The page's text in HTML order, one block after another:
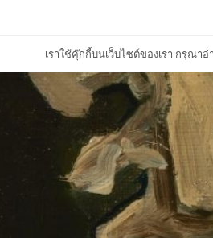
เราใช้คุ๊กกี้บนเว็บไซต์ของเรา กรุณา